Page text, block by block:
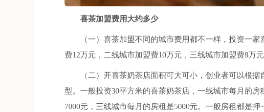
喜茶加盟费用大约多少
（一）喜茶加盟不同的城市费用都不一样，投资一家
费12万元，二线城市加盟费10万元，三线城市加盟费8万元
（二）开喜茶奶茶店面积可大可小，创业者可以根据
型。一般投资30平方米的喜茶奶茶店，一线城市每月的房
7000元，三线城市每月的房租是5000元。一般房租都是